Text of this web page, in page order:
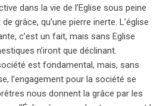
dans la vie de l’Eglise sous peine
grâce, qu’une pierre inerte. L’église
c’est un fait, mais sans Eglise
n’iront que déclinant.
est fondamental, mais, sans
l’engagement pour la société se
nous donnent la grâce par les